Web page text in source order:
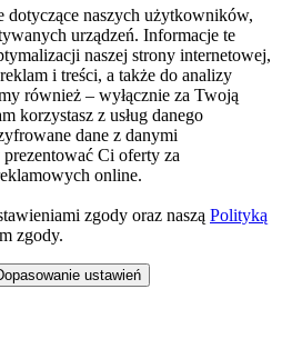
dotyczące naszych użytkowników,
urządzeń. Informacje te
naszej strony internetowej,
i treści, a także do analizy
również – wyłącznie za Twoją
korzystasz z usług danego
dane z danymi
Ci oferty za
online.
zgody oraz naszą Polityką
zgody.
ustawień